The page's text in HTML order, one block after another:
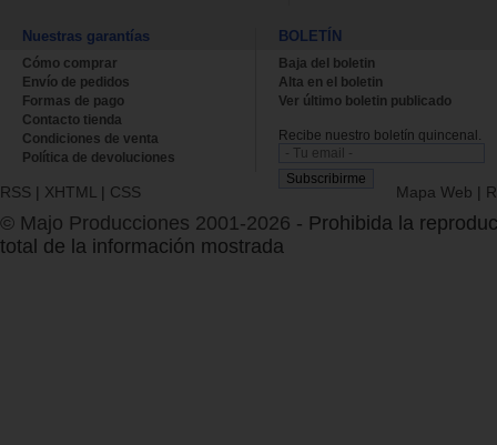
Nuestras garantías
Cómo comprar
Envío de pedidos
Formas de pago
Contacto tienda
Condiciones de venta
Política de devoluciones
BOLETÍN
Baja del boletin
Alta en el boletin
Ver último boletin publicado
Recibe nuestro boletín quincenal.
RSS | XHTML | CSS Mapa Web |
© Majo Producciones 2001-2026 - Prohibida la
total de la información mostrada